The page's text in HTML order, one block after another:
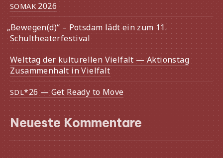
SOMAK2026
„Bewegen(d)“ – Potsdam lädt ein zum 11.
Schultheaterfestival
Welttag der kultu­rel­len Vielfalt — Aktionstag
Zusammenhalt in Vielfalt
SDL*26 — Get Ready to Move
Neueste Kommentare